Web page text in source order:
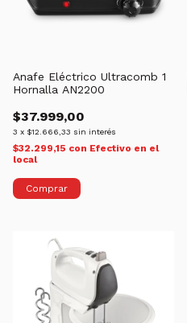
Anafe Eléctrico Ultracomb 1
Hornalla AN2200
$37.999,00
3 x $12.666,33 sin interés
$32.299,15 con Efectivo en el
local